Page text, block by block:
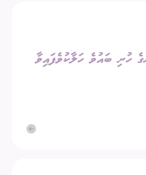
ބައުވެ ހަލާކުވެފައިވާ